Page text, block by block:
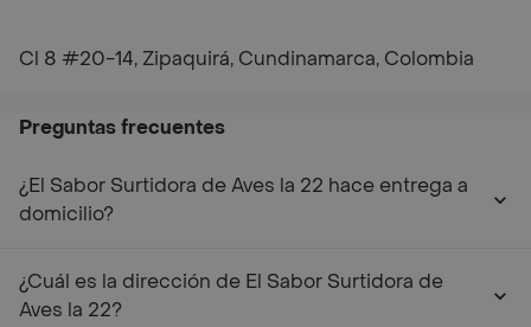
Cl 8 #20-14, Zipaquirá, Cundinamarca, Colombia
Preguntas frecuentes
¿El Sabor Surtidora de Aves la 22 hace entrega a
domicilio?
¿Cuál es la dirección de El Sabor Surtidora de
Aves la 22?